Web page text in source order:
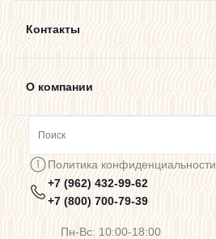
Контакты
О компании
Предупреждения о цветопередаче
Политика конфиденциальности
+7 (962) 432-99-62
+7 (800) 700-79-39
Пн-Вс: 10:00-18:00